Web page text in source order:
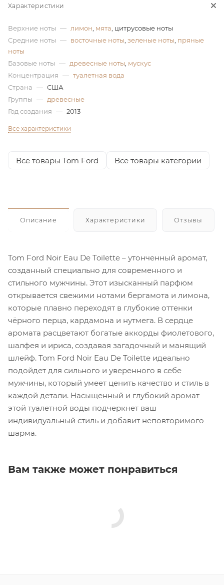
Характеристики
Верхние ноты — лимон мята , цитрусовые ноты
Средние ноты — восточные ноты зеленые ноты пряные
ноты
Базовые ноты — древесные ноты мускус
Концентрация — туалетная вода
Страна — США
Группы — древесные
Год создания — 2013
Все характеристики
Все товары Tom Ford Все товары категории
Описание Характеристики Отзывы
Tom Ford Noir Eau De Toilette – утонченный аромат,
созданный специально для современного и
стильного мужчины. Этот изысканный парфюм
открывается свежими нотами бергамота и лимона,
которые плавно переходят в глубокие оттенки
чёрного перца, кардамона и нутмега. В сердце
аромата расцветают богатые аккорды фиолетового,
шалфея и ириса, создавая загадочный и манящий
шлейф. Tom Ford Noir Eau De Toilette идеально
подойдет для сильного и уверенного в себе
мужчины, который умеет ценить качество и стиль в
каждой детали. Насыщенный и глубокий аромат
этой туалетной воды подчеркнет ваш
индивидуальный стиль и добавит неповторимого
шарма.
Вам также может понравиться